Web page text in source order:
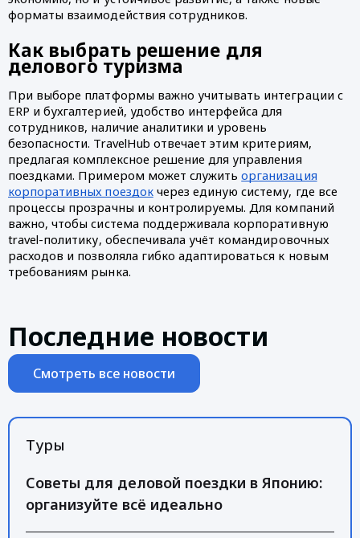
форматы взаимодействия сотрудников.
Как выбрать решение для
делового туризма
При выборе платформы важно учитывать интеграции с
ERP и бухгалтерией, удобство интерфейса для
сотрудников, наличие аналитики и уровень
безопасности. TravelHub отвечает этим критериям,
предлагая комплексное решение для управления
поездками. Примером может служитьорганизация
корпоративных поездокчерез единую систему, где все
процессы прозрачны и контролируемы. Для компаний
важно, чтобы система поддерживала корпоративную
travel-политику, обеспечивала учёт командировочных
расходов и позволяла гибко адаптироваться к новым
требованиям рынка.
Последние новости
Смотреть все новости
Туры
Советы для деловой поездки в Японию:
организуйте всё идеально